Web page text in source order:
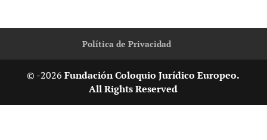
Política de Privacidad
© -2026Fundación Coloquio Jurídico Europeo.
All Rights Reserved